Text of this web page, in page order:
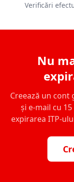
Verificări
Nu
Creează un
și e-mail cu
expirarea ITP-